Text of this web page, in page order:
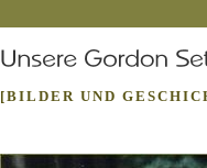
[BILDER UND